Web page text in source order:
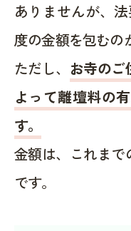
ありませんが、
度の金額を包むの
ただし、 お寺のご
よって離壇料の
す。
金額は、これま
です。